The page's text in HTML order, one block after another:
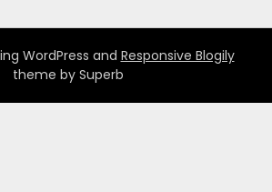
WordPress and Responsive Blogily
theme by Superb